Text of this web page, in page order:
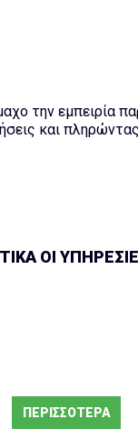
την εμπειρία
και
ΟΙ
κοπή
για τον χώρο
ΠΕΡΙΣΣΌΤΕΡΑ